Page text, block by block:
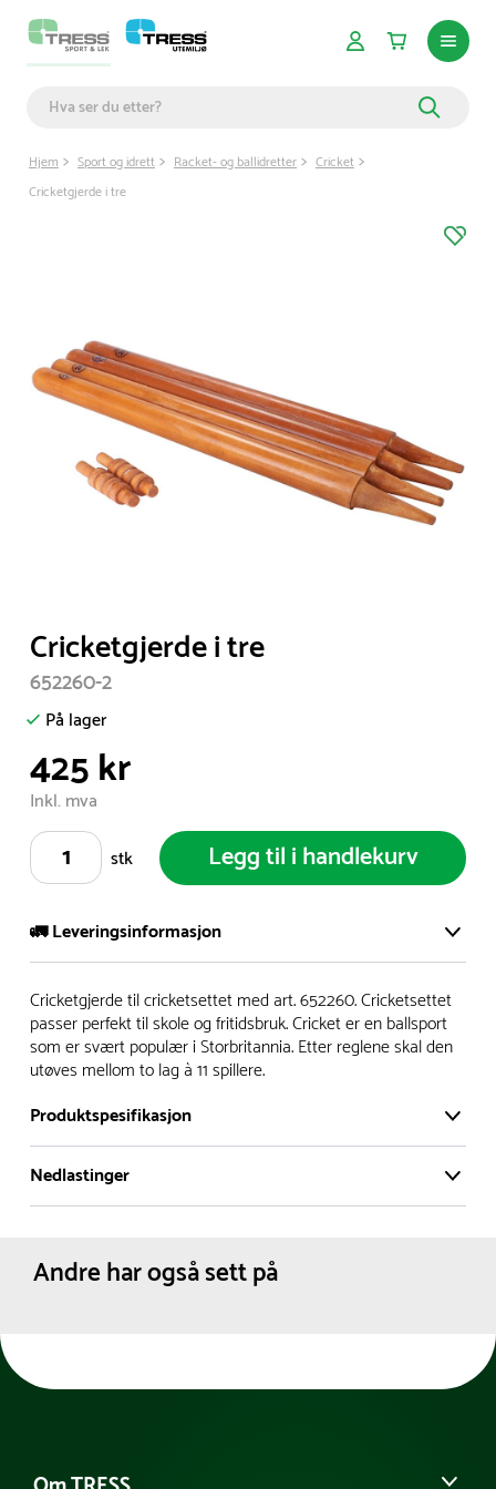
Hjem Sport og idrett Racket- og ballidretter
Cricket
Cricketgjerde i tre
1
of
1
Cricketgjerde i tre
652260-2
På lager
425 kr
Inkl. mva
stk
Legg til i handlekurv
🚛 Leveringsinformasjon
Vi har et stort og effektivt lager i Skanderborg, Danmark -
på ca. 6000 kvadratmeter, med mer enn 5000 produkter
klare for levering.
- Leveringstid på lagerførte varer er normalt 5-7 virkedager.
- Leveringstid på spesialvarer og bestillingsvarer vil variere.
Kontakt gjerne kundeservice for å få oppgitt forventet
leveringstid.
forventet leveringstid.
Cricketgjerde til cricketsettet med art. 652260. Cricketsettet
passer perfekt til skole og fritidsbruk. Cricket er en ballsport
som er svært populær i Storbritannia. Etter reglene skal den
utøves mellom to lag à 11 spillere.
Produktspesifikasjon
Materiale:
Farge: Rød
Nedlastinger
Andre har også sett på